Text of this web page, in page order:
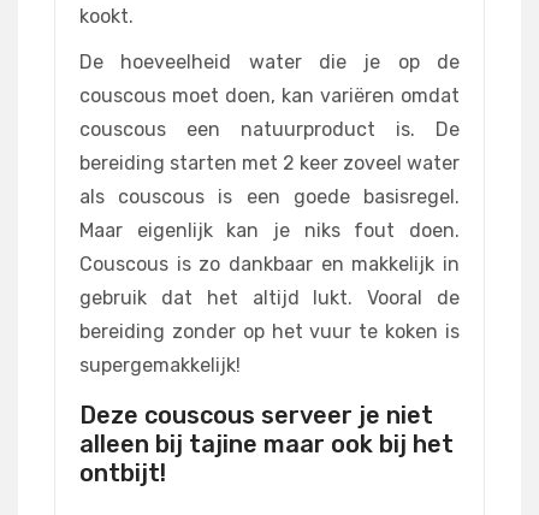
kookt.
De hoeveelheid water die je op de
couscous moet doen, kan variëren omdat
couscous een natuurproduct is. De
bereiding starten met 2 keer zoveel water
als couscous is een goede basisregel.
Maar eigenlijk kan je niks fout doen.
Couscous is zo dankbaar en makkelijk in
gebruik dat het altijd lukt. Vooral de
bereiding zonder op het vuur te koken is
supergemakkelijk!
Deze couscous serveer je niet
alleen bij tajine maar ook bij het
ontbijt!